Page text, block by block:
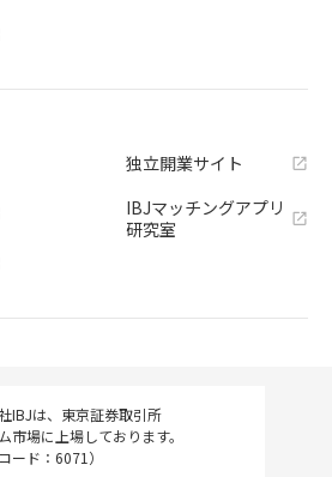
独立開業サイト
IBJマッチングアプリ
研究室
IBJは、東京証券取引所
市場に上場しております。
ード：6071）